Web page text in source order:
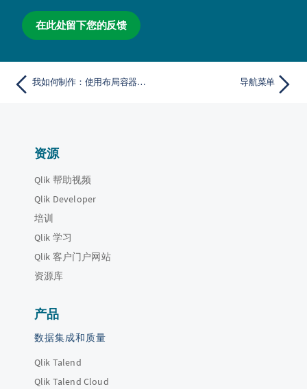
在此处留下您的反馈
我如何制作：使用布局容器进行动态分析 导航菜单
资源
Qlik 帮助视频
Qlik Developer
培训
Qlik 学习
Qlik 客户门户网站
资源库
产品
数据集成和质量
Qlik Talend
Qlik Talend Cloud